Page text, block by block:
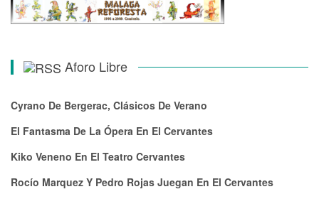
Aforo Libre
Cyrano De Bergerac, Clásicos De Verano
El Fantasma De La Ópera En El Cervantes
Kiko Veneno En El Teatro Cervantes
Rocío Marquez Y Pedro Rojas Juegan En El Cervantes